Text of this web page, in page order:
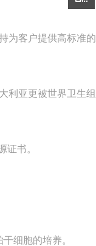
为客户提供高标准的
利亚更被世界卫生组
证书。
细胞的培养。